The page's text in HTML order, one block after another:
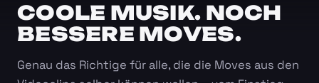
COOLE MUSIK. NOCH
BESSERE MOVES.
Genau das Richtige für alle, die die Moves aus den